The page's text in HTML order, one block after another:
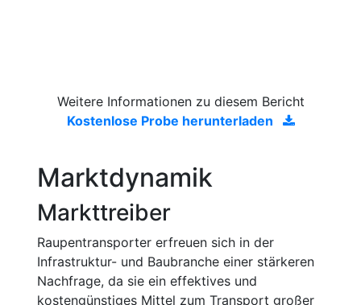
Weitere Informationen zu diesem Bericht
Kostenlose Probe herunterladen
Marktdynamik
Markttreiber
Raupentransporter erfreuen sich in der
Infrastruktur- und Baubranche einer stärkeren
Nachfrage, da sie ein effektives und
kostengünstiges Mittel zum Transport großer